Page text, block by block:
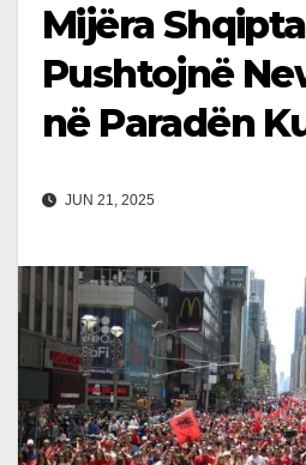
Mijëra
Pushtojnë
në Paradën
JUN 21, 2025